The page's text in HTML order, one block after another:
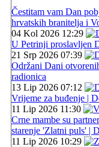
Čestitam vam Dan
hrvatskih branitelja i
04 Kol 2026 12:29
U Petrinji proslavljen
21 Srp 2026 07:39
Održani Dani
radionica
13 Lip 2026 07:12
Vrijeme za buđenje |
11 Lip 2026 11:30
Crne mambe su
starenje 'Zlatni puls' |
11 Lip 2026 10:29